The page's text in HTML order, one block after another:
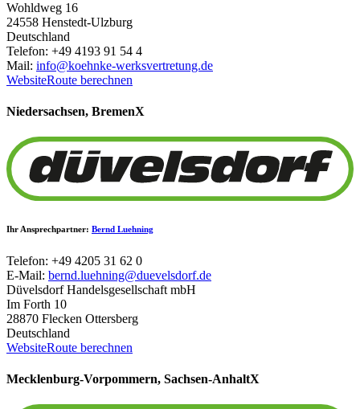
Wohldweg 16
24558 Henstedt-Ulzburg
Deutschland
Telefon: +49 4193 91 54 4
Mail: info@koehnke-werksvertretung.de
WebsiteRoute berechnen
Niedersachsen, BremenX
Ihr Ansprechpartner: Bernd Luehning
Telefon: +49 4205 31 62 0
E-Mail: bernd.luehning@duevelsdorf.de
Düvelsdorf Handelsgesellschaft mbH
Im Forth 10
28870 Flecken Ottersberg
Deutschland
WebsiteRoute berechnen
Mecklenburg-Vorpommern, Sachsen-AnhaltX